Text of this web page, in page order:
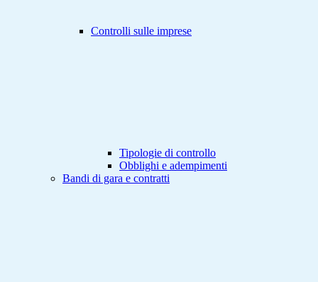
Controlli sulle imprese
Tipologie di controllo
Obblighi e adempimenti
Bandi di gara e contratti